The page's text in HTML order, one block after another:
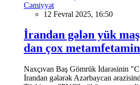
Cəmiyyət
12 Fevral 2025, 16:50
İrandan gələn yük
dan çox
Naxçıvan Baş Gömrük İdarəsinin
İrandan gələrək Azərbaycan